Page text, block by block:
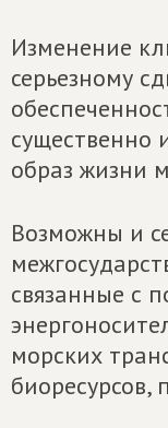
Изменение
серьезному
существенно
образ жизни
Возможны и
связанные с
морских
биоресурсов,